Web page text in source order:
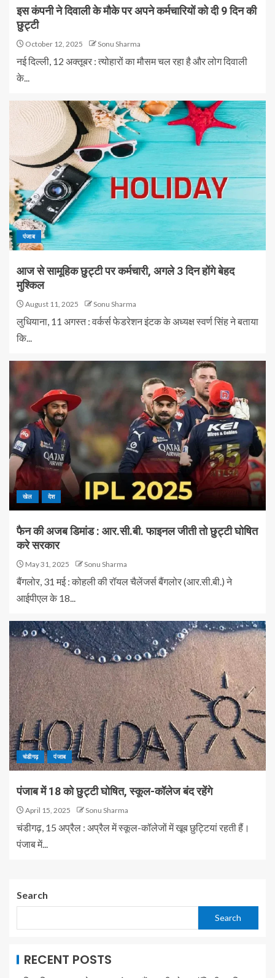
इस कंपनी ने दिवाली के मौके पर अपने कर्मचारियों को दी 9 दिन की
छुट्टी
October 12, 2025 Sonu Sharma
नई दिल्ली, 12 अक्तूबर : त्योहारों का मौसम चल रहा है और लोग दिवाली
के...
पंजाब
आज से सामूहिक छुट्टी पर कर्मचारी, अगले 3 दिन होंगे बेहद
मुश्किल
August 11, 2025 Sonu Sharma
लुधियाना, 11 अगस्त : वर्कर्स फेडरेशन इंटक के अध्यक्ष स्वर्ण सिंह ने बताया
कि...
खेल देश
फैन की अजब डिमांड : आर.सी.बी. फाइनल जीती तो छुट्टी घोषित
करे सरकार
May 31, 2025 Sonu Sharma
बैंगलोर, 31 मई : कोहली की रॉयल चैलेंजर्स बैंगलोर (आर.सी.बी.) ने
आईपीएल के 18...
चंडीगढ़ पंजाब
पंजाब में 18 को छुट्टी घोषित, स्कूल-कॉलेज बंद रहेंगे
April 15, 2025 Sonu Sharma
चंडीगढ़, 15 अप्रैल : अप्रैल में स्कूल-कॉलेजों में खूब छुट्टियां रहती हैं।
पंजाब में...
Search
Search
RECENT POSTS